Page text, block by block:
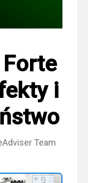
i
Team